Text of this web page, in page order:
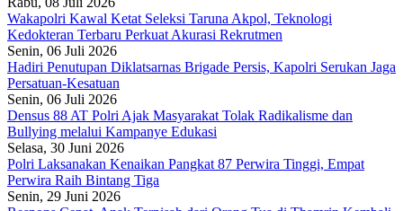
Wakapolri Kawal Ketat Seleksi Taruna Akpol, Teknologi
Kedokteran Terbaru Perkuat Akurasi Rekrutmen
Senin, 06 Juli 2026
Hadiri Penutupan Diklatsarnas Brigade Persis, Kapolri Serukan Jaga
Persatuan-Kesatuan
Senin, 06 Juli 2026
Densus 88 AT Polri Ajak Masyarakat Tolak Radikalisme dan
Bullying melalui Kampanye Edukasi
Selasa, 30 Juni 2026
Polri Laksanakan Kenaikan Pangkat 87 Perwira Tinggi, Empat
Perwira Raih Bintang Tiga
Senin, 29 Juni 2026